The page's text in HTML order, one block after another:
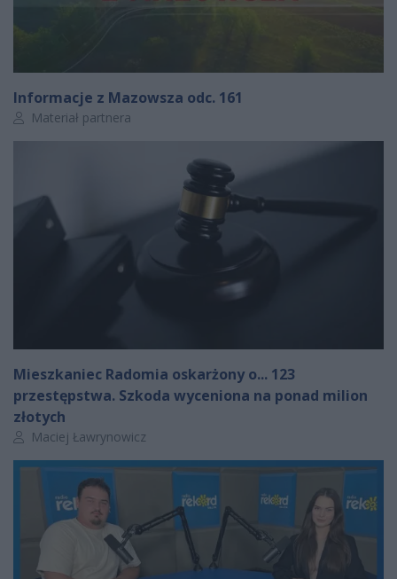
Informacje z Mazowsza odc. 161
Autor artykułu:
Materiał partnera
Mieszkaniec Radomia oskarżony o... 123
przestępstwa. Szkoda wyceniona na ponad milion
złotych
Autor artykułu:
Maciej Ławrynowicz